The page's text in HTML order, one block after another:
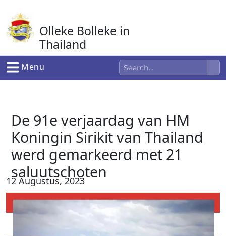
naar
de
inhoud
Olleke Bolleke in
Thailand
In Thailand
Menu
De 91e verjaardag van HM
Koningin Sirikit van Thailand
werd gemarkeerd met 21
saluutschoten
12 Augustus, 2023